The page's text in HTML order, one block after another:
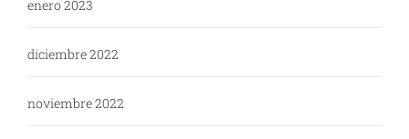
enero 2023
diciembre 2022
noviembre 2022